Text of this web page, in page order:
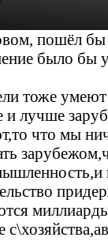
пошёл
было бы
тоже умеют
и лучше
что мы